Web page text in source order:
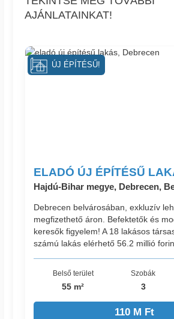
AJÁNLATAINKAT!
ELADÓ ÚJ ÉPÍTÉSŰ
Hajdú-Bihar megye, Debrecen,
Debrecen belvárosában, exkluzív
megfizethető áron. Befektetők és
keresők figyelem! A 18 lakásos
számú lakás elérhető 56.2 millió
Belső terület
55 m²
Szobák
3
110 M Ft
ÚJ ÉPÍTÉSŰ!